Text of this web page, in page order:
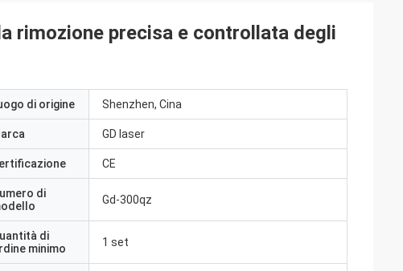
rimozione precisa e controllata degli
di origine Shenzhen, Cina
GD laser
CE
di
Gd-300qz
di
minimo
1 set